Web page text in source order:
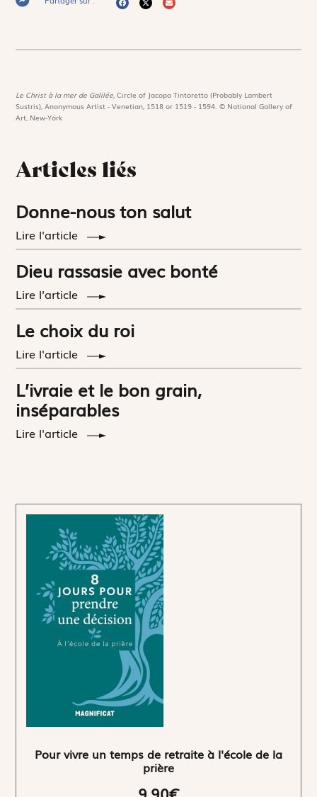
Le Christ à la mer de Galilée,Circle of Jacopo Tintoretto (Probably Lambert
Sustris), Anonymous Artist - Venetian, 1518 or 1519 - 1594. © National Gallery of
Art, New-York
Articles liés
Donne-nous ton salut
Lire l'article
Dieu rassasie avec bonté
Lire l'article
Le choix du roi
Lire l'article
L’ivraie et le bon grain,
inséparables
Lire l'article
Pour vivre un temps de retraite à l'école de la
prière